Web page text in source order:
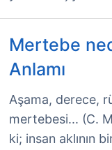
Mertebe
Anlamı
Aşama, derece,
mertebesi... (C.
ki; insan aklının